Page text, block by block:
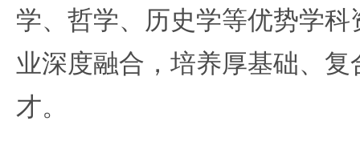
学、哲学、历史学等优势学
业深度融合，培养厚基础、
才。